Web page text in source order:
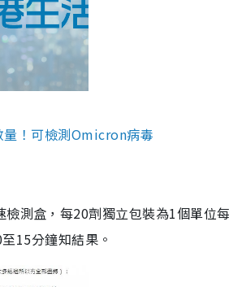
量！可檢測Omicron病毒
測盒，每20劑獨立包裝為1個單位
15分鐘知結果。